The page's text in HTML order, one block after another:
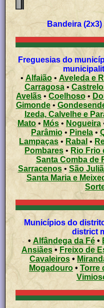
Bandeira
Freguesias do
• Alfaião•
Carragosa•
Avelãs • Coelhoso•
Gimonde•
Izeda, Calvelhe e
Mato • Mós• Nogueira
Parâmio• Pinela•
Lampaças • Rabal •
Pombares • Rio Frio
Santa Comba de
Sarracenos• São
Santa Maria e
Municípios do
district
•Alfândega da Fé•
Ansiães•Freixo de
Cavaleiros •
Mogadouro • Torre